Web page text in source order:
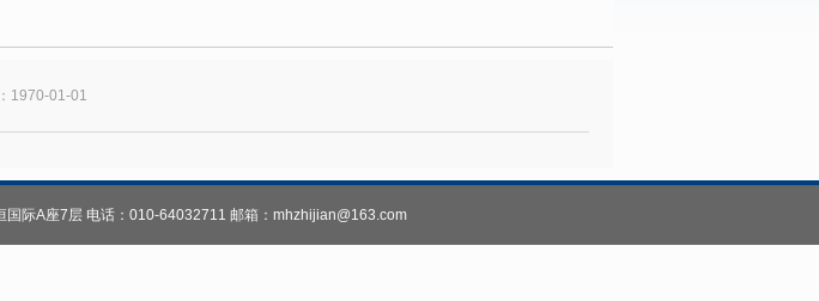
1970-01-01
际A座7层 电话：010-64032711 邮箱：mhzhijian@163.com